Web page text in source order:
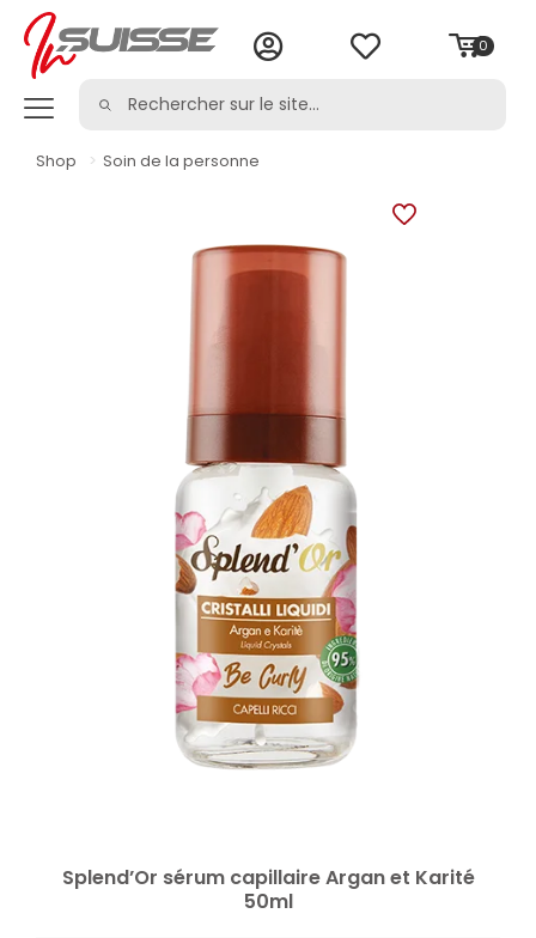
0
Shop > Soin de la personne
Splend’Or sérum capillaire Argan et Karité
50ml